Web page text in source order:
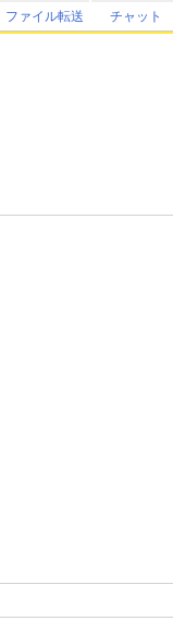
ファイル転送 チャット